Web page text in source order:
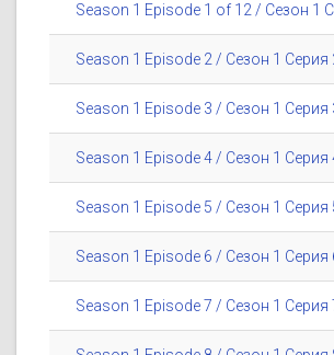
Season 1 Episode 1 of 12 / Сезон 1
Season 1 Episode 2 / Сезон 1 Серия
Season 1 Episode 3 / Сезон 1 Серия
Season 1 Episode 4 / Сезон 1 Серия
Season 1 Episode 5 / Сезон 1 Серия
Season 1 Episode 6 / Сезон 1 Серия
Season 1 Episode 7 / Сезон 1 Серия